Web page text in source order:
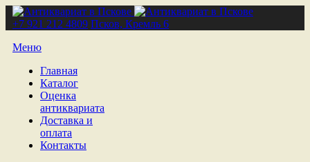
+7 921 212 4809 Псков, Кремль 6
Меню
Главная
Каталог
Оценка
антиквариата
Доставка и
оплата
Контакты